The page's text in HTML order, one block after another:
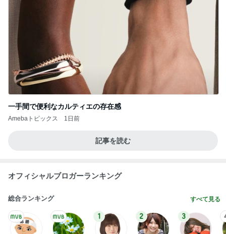
一手間で便利なカルティエの存在感
Amebaトピックス 1日前
記事を読む
オフィシャルブロガーランキング
総合ランキング すべて見る
1 2 3